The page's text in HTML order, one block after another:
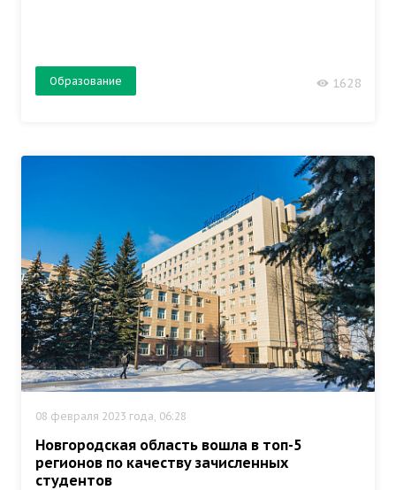
Образование 1628
08 февраля 2023 года, 06:28
Новгородская область вошла в топ-5
регионов по качеству зачисленных
студентов